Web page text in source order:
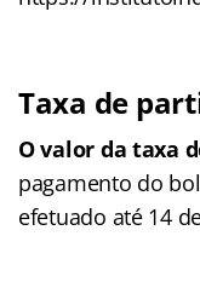
Taxa de
O valor da taxa
pagamento do
efetuado até 14